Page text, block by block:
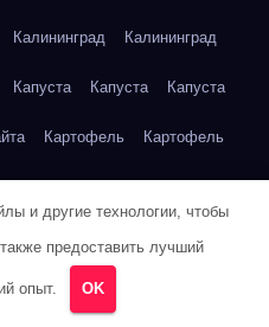
Калининград Калининград
Капуста Капуста Капуста
Картофель Картофель
Кейптаун
Кейптаун
и другие технологии, чтобы
предоставить лучший
опыт. OK